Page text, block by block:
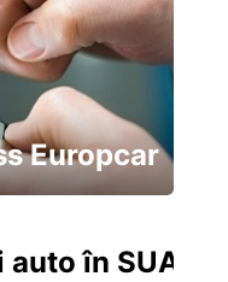
Europcar
în SUA